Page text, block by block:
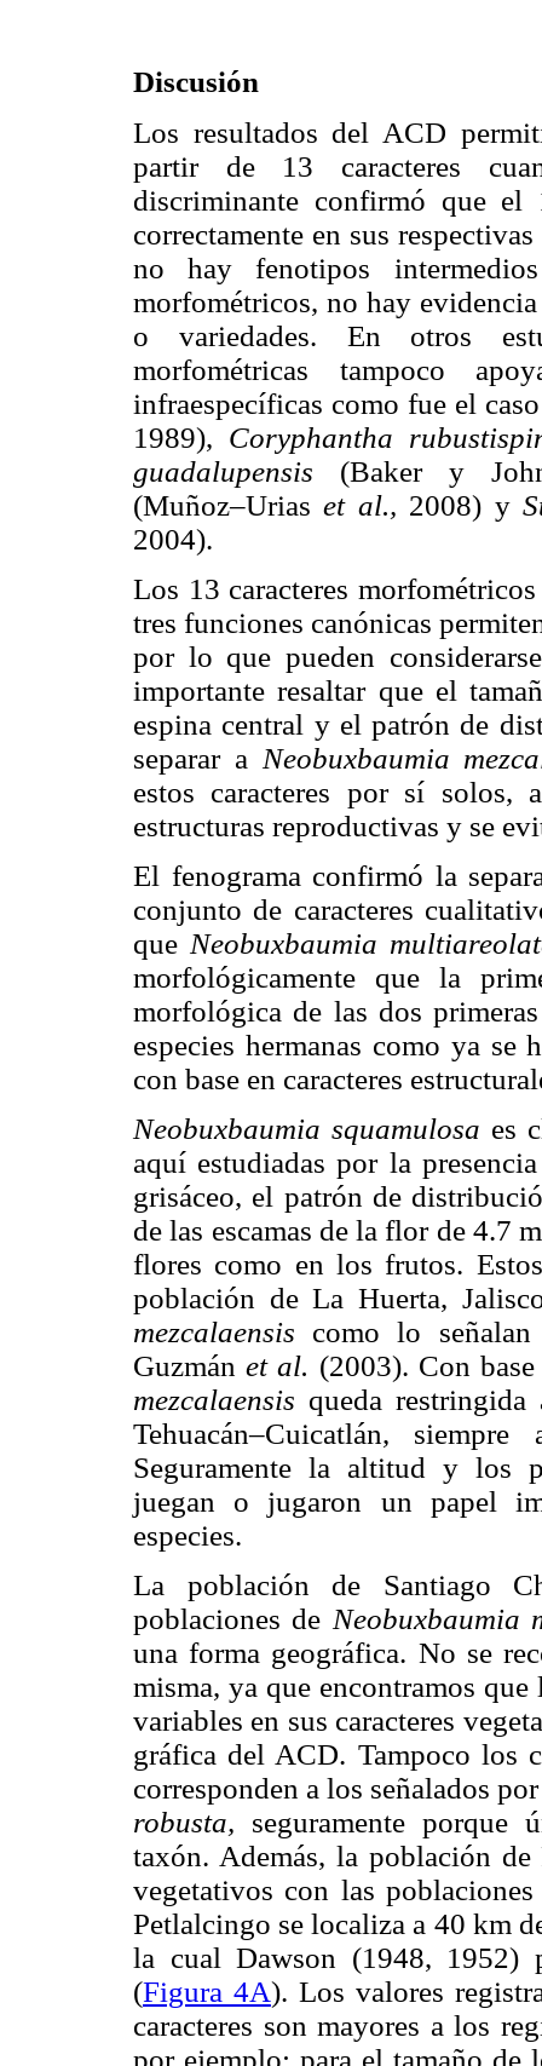
Discusión
Los resultados del ACD
partir de 13 caracteres
discriminante confirmó que
correctamente en sus
no hay fenotipos
morfométricos, no hay
o variedades. En otros
morfométricas tampoco
infraespecíficas como fue el
1989), Coryphantha
guadalupensis (Baker y
(Muñoz–Uriaset al., 2008) y
2004).
Los 13 caracteres
tres funciones canónicas
por lo que pueden
importante resaltar que el
espina central y el patrón de
separar a Neobuxbaumia
estos caracteres por sí solos,
estructuras reproductivas y se
El fenograma confirmó la
conjunto de caracteres
que Neobuxbaumia
morfológicamente que la
morfológica de las dos
especies hermanas como ya
con base en caracteres
Neobuxbaumia squamulosa es
aquí estudiadas por la
grisáceo, el patrón de
de las escamas de la flor de 4.7
flores como en los frutos.
población de La Huerta,
mezcalaensis como lo
Guzmánet al. (2003). Con
mezcalaensis queda
Tehuacán–Cuicatlán,
Seguramente la altitud y los
juegan o jugaron un papel
especies.
La población de Santiago
poblaciones de Neobuxbaumia
una forma geográfica. No se
misma, ya que encontramos
variables en sus caracteres
gráfica del ACD. Tampoco los
corresponden a los señalados
robusta, seguramente porque
taxón. Además, la población
vegetativos con las
Petlalcingo se localiza a 40 km
la cual Dawson (1948, 1952)
(Figura 4A). Los valores
caracteres son mayores a los